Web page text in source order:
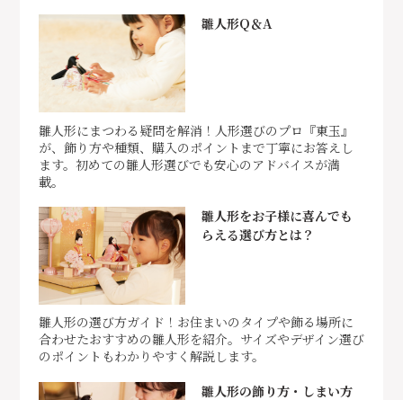
雛人形Q＆A
雛人形にまつわる疑問を解消！人形選びのプロ『東玉』
が、飾り方や種類、購入のポイントまで丁寧にお答えし
ます。初めての雛人形選びでも安心のアドバイスが満
載。
雛人形をお子様に喜んでも
らえる選び方とは？
雛人形の選び方ガイド！お住まいのタイプや飾る場所に
合わせたおすすめの雛人形を紹介。サイズやデザイン選び
のポイントもわかりやすく解説します。
雛人形の飾り方・しまい方